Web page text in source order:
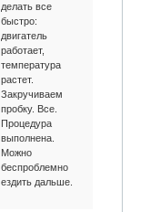
делать все
быстро:
двигатель
работает,
температура
растет.
Закручиваем
пробку. Все.
Процедура
выполнена.
Можно
беспроблемно
ездить дальше.